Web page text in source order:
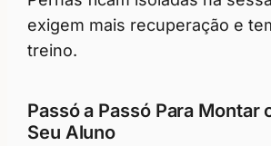
exigem mais recuperação e
treino.
Passó a Passó Para Montar
Seu Aluno